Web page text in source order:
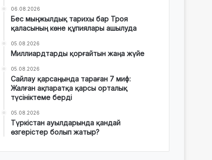
06.08.2026
Бес мыңжылдық тарихы бар Троя
қаласының көне құпиялары ашылуда
05.08.2026
Миллиардтарды қорғайтын жаңа жүйе
05.08.2026
Сайлау қарсаңында тараған 7 миф:
Жалған ақпаратқа қарсы орталық
түсініктеме берді
05.08.2026
Түркістан ауылдарында қандай
өзгерістер болып жатыр?